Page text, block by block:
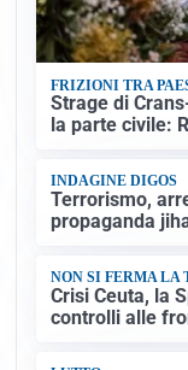
FRIZIONI TRA
Strage di
la parte civile:
INDAGINE DIGOS
Terrorismo,
propaganda
NON SI FERMA LA
Crisi Ceuta, la
controlli alle